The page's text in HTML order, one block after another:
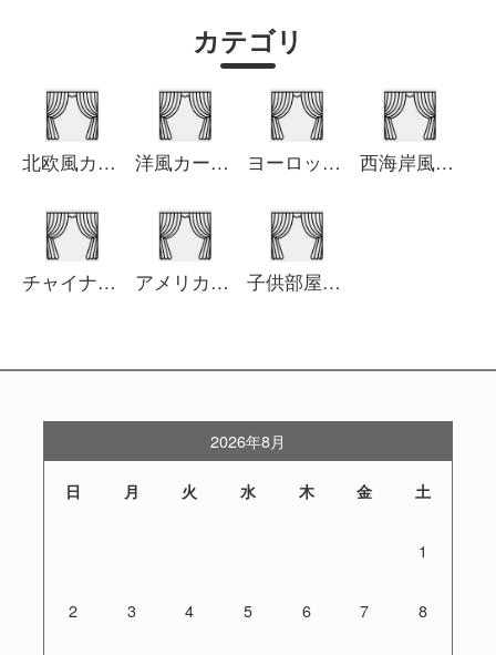
カテゴリ
北欧風カーテン 洋風カーテン ヨーロッパ風カーテン 西海岸風カーテン
チャイナ風カーテン アメリカ風カーテン 子供部屋カーテン
2026年8月
日 月 火 水 木 金 土
1
2 3 4 5 6 7 8